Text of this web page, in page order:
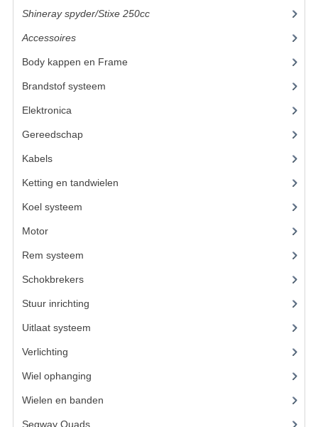
Shineray spyder/Stixe 250cc(306)
Accessoires(52)
Body kappen en Frame
Brandstof systeem
Elektronica
Gereedschap(8)
Kabels(6)
Ketting en tandwielen
Koel systeem
Motor(59)
Rem systeem
Schokbrekers(11)
Stuur inrichting
Uitlaat systeem
Verlichting
Wiel ophanging
Wielen en banden
Segway Quads(6)